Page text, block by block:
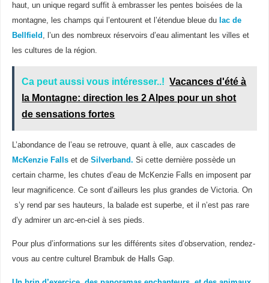
haut, un unique regard suffit à embrasser les pentes boisées de la
montagne, les champs qui l’entourent et l’étendue bleue du lac de
Bellfield
, l’un des nombreux réservoirs d’eau alimentant les villes et
les cultures de la région.
Ca peut aussi vous intéresser..! Vacances d'été à
la Montagne: direction les 2 Alpes pour un shot
de sensations fortes
L’abondance de l’eau se retrouve, quant à elle, aux cascades de
McKenzie Fallset de Silverband. Si cette dernière possède un
certain charme, les chutes d’eau de McKenzie Falls en imposent par
leur magnificence. Ce sont d’ailleurs les plus grandes de Victoria. On
s’y rend par ses hauteurs, la balade est superbe, et il n’est pas rare
d’y admirer un arc-en-ciel à ses pieds.
Pour plus d’informations sur les différents sites d’observation, rendez-
vous au centre culturel Brambuk de Halls Gap.